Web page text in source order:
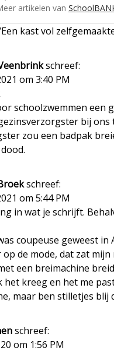
artikelen van
kast vol
schreef:
om 3:40 PM
schoolzwemmen een
bij ons
zou een badpak
schreef:
om 5:44 PM
in wat je schrijft.
coupeuse geweest
de mode, dat zat
een breimachine
het kreeg en het me
maar ben stilletjes
schreef:
om 1:56 PM